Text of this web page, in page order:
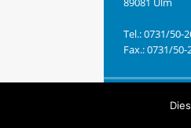
Tel.: 0731/50-
Fax.: 0731/50-